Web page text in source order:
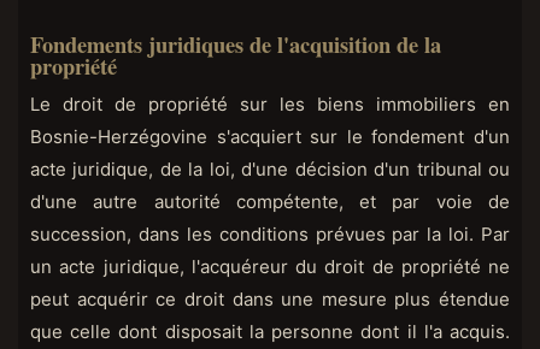
Fondements juridiques de l'acquisition de la
propriété
Le droit de propriété sur les biens immobiliers en
Bosnie-Herzégovine s'acquiert sur le fondement d'un
acte juridique, de la loi, d'une décision d'un tribunal ou
d'une autre autorité compétente, et par voie de
succession, dans les conditions prévues par la loi. Par
un acte juridique, l'acquéreur du droit de propriété ne
peut acquérir ce droit dans une mesure plus étendue
que celle dont disposait la personne dont il l'a acquis.